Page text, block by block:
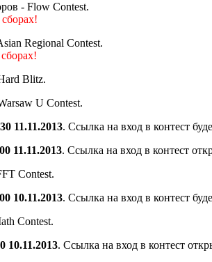
- Flow Contest.
Regional Contest.
Blitz.
U Contest.
11.11.2013. Ссылка на вход в контест
11.11.2013. Ссылка на вход в контест
Contest.
10.11.2013. Ссылка на вход в контест
Contest.
10.11.2013. Ссылка на вход в контест